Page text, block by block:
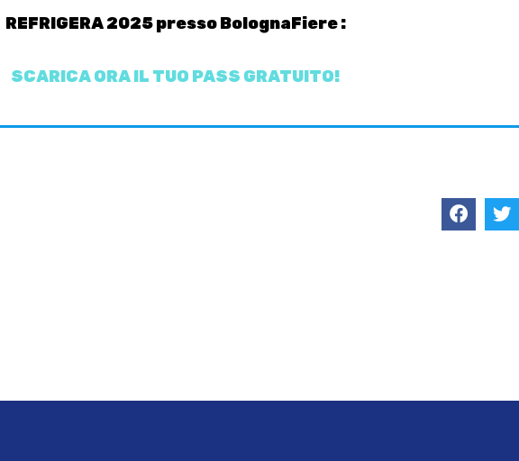
REFRIGERA 2025 presso BolognaFiere :
SCARICA ORA IL TUO PASS GRATUITO!